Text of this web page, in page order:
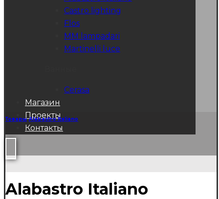
Castro lighting
Flos
MM lampadari
Martinelli luce
Cerasa
Магазин
Проекты
Контакты
Товары Alabastro Italiano
Alabastro Italiano